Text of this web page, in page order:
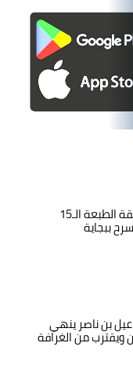
فتح باب الترشح لمسابقة الطبعة الـ15
ببجاية
بن ناصر ينهي
من الغرافة